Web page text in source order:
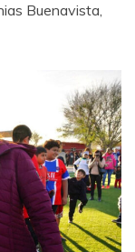
Buenavista,